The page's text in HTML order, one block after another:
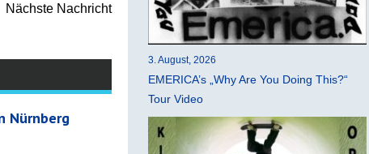
Nächste Nachricht
Nürnberg
3. August, 2026
EMERICA’s „Why Are You Doing This?“
Tour Video